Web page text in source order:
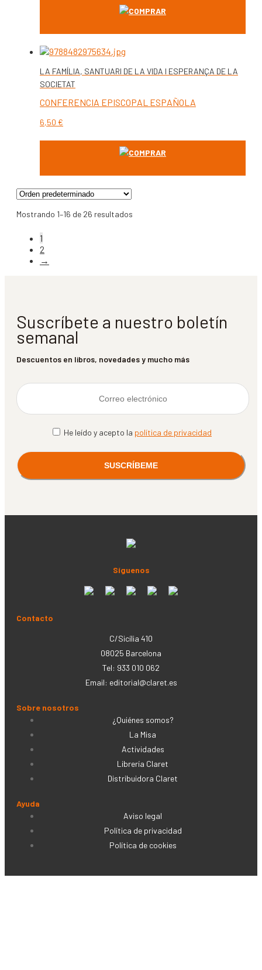
COMPRAR
LA FAMÍLIA, SANTUARI DE LA VIDA I ESPERANÇA DE LA
SOCIETAT
CONFERENCIA EPISCOPAL ESPAÑOLA
6,50 €
COMPRAR
Mostrando 1–16 de 26 resultados
1
2
→
Suscríbete a nuestro boletín
semanal
Descuentos en libros, novedades y mucho más
He leído y acepto la política de privacidad
Síguenos
Contacto
C/Sicília 410
08025 Barcelona
Tel: 933 010 062
Email: editorial@claret.es
Sobre nosotros
¿Quiénes somos?
La Misa
Actividades
Librería Claret
Distribuidora Claret
Ayuda
Aviso legal
Política de privacidad
Política de cookies